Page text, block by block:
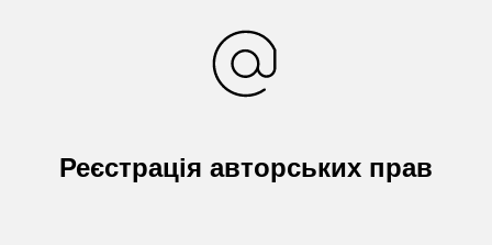
Реєстрація авторських прав